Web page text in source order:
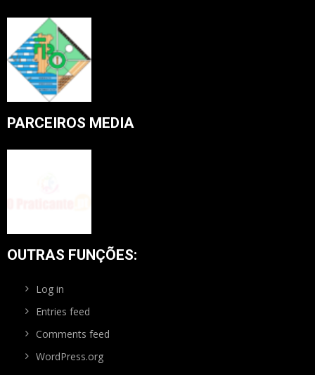
PARCEIROS MEDIA
OUTRAS FUNÇÕES:
Log in
Entries feed
Comments feed
WordPress.org